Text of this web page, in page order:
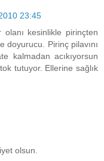
23:45
kesinlikle pirinçten
doyurucu. Pirinç pilavını
kalmadan acıkıyorsun
tutuyor. Ellerine sağlık
olsun.